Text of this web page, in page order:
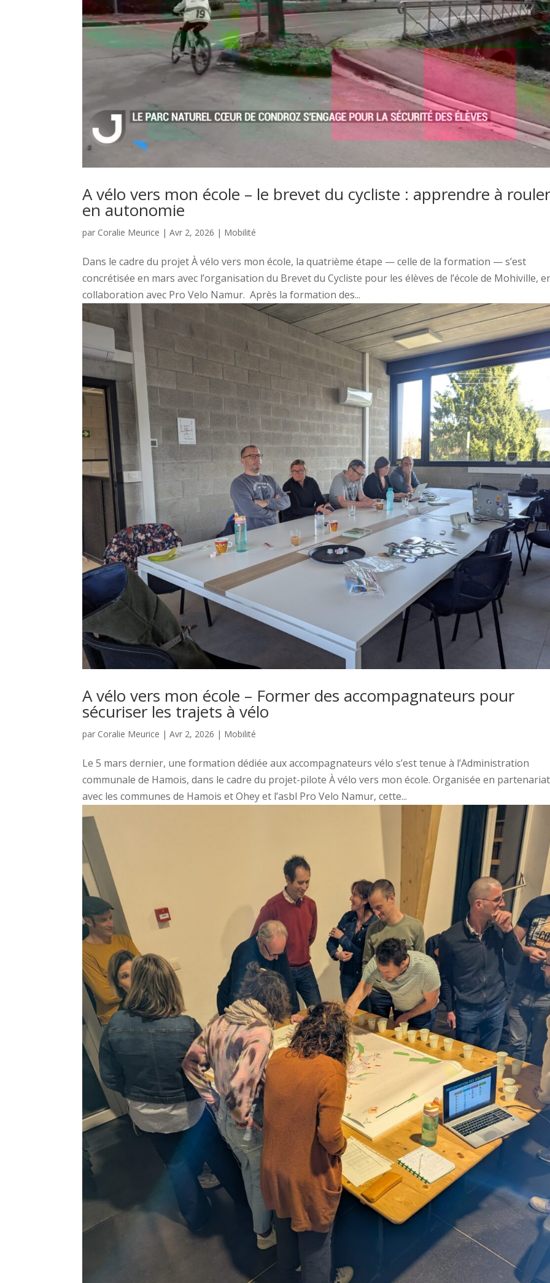
A vélo vers mon école – le brevet du cycliste : apprendre à
en autonomie
par Coralie Meurice |Avr 2, 2026 | Mobilité
Dans le cadre du projet À vélo vers mon école, la quatrième étape — celle de la formation — s’est
concrétisée en mars avec l’organisation du Brevet du Cycliste pour les élèves de l’école de Mohiville,
collaboration avec Pro Velo Namur. Après la formation des...
A vélo vers mon école – Former des accompagnateurs pour
sécuriser les trajets à vélo
par Coralie Meurice |Avr 2, 2026 | Mobilité
Le 5 mars dernier, une formation dédiée aux accompagnateurs vélo s’est tenue à l’Administration
communale de Hamois, dans le cadre du projet-pilote À vélo vers mon école. Organisée en partenariat
avec les communes de Hamois et Ohey et l’asbl Pro Velo Namur, cette...